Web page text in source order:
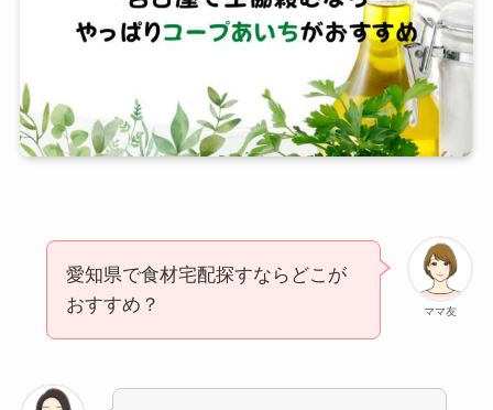
ママ友
愛知県で食材宅配探すならどこが
おすすめ？